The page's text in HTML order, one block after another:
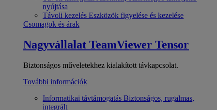
nyújtása
Távoli kezelés Eszközök figyelése és kezelése
Csomagok és árak
Nagyvállalat TeamViewer Tensor
Biztonságos műveletekhez kialakított távkapcsolat.
További információk
Informatikai távtámogatás Biztonságos, rugalmas,
integrált